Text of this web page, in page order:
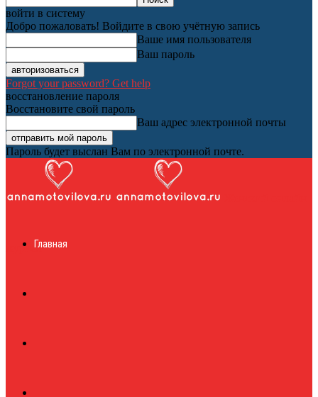
войти в систему
Добро пожаловать! Войдите в свою учётную запись
Ваше имя пользователя
Ваш пароль
Forgot your password? Get help
восстановление пароля
Восстановите свой пароль
Ваш адрес электронной почты
Пароль будет выслан Вам по электронной почте.
журналГлавная